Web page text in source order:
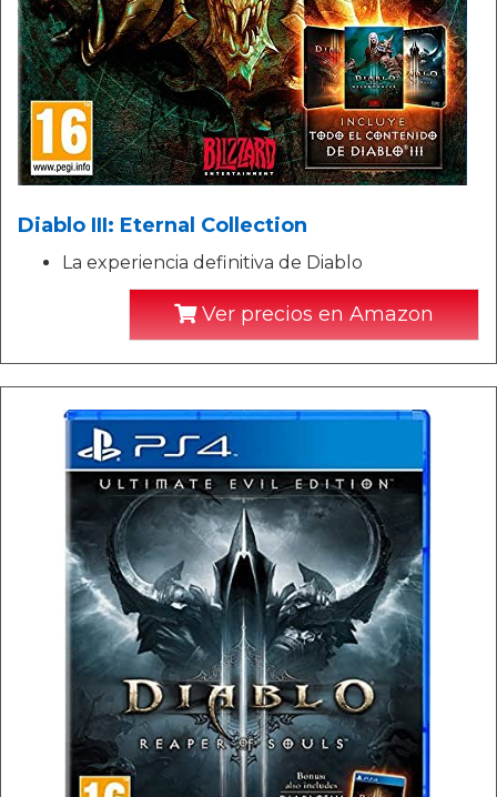
Diablo III: Eternal Collection
La experiencia definitiva de Diablo
Ver precios en Amazon